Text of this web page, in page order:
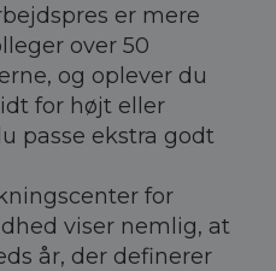
er mere
over 50
og oplever du
for højt eller
passe ekstra godt
for
viser nemlig, at
år, der definerer